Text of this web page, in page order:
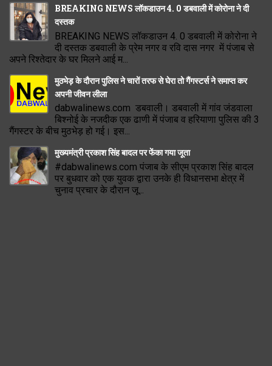
BREAKING NEWS लॉकडाउन 4. 0 डबवाली में कोरोना ने दी
दस्तक
BREAKING NEWS लॉकडाउन 4. 0 डबवाली में कोरोना ने
दी दस्तक डबवाली के प्रेम नगर व रवि दास नगर में पंजाब से
अपने रिश्तेदार के घर मिलने आई म...
मुठभेड़ के दौरान पुलिस ने चारों तरफ से घेरा तो गैंगस्टर्स ने समाप्त कर
अपनी जीवन लीला
dabwalinews.com डबवाली। डबवाली में गांव जंडवाला
बिश्नोई के नजदीक एक ढाणी में पंजाब व हरियाणा पुलिस की 3
गैंगस्टर के बीच मुठभेड़ हो गई। इस...
मुख्यमंत्री प्रकाश सिंह बादल पर फेंका गया जूता
#dabwalinews.com पंजाब के सीएम प्रकाश सिंह बादल
पर बुधवार को एक युवक द्वारा उनके ही विधानसभा क्षेत्र में
चुनाव प्रचार के दौरान जू...